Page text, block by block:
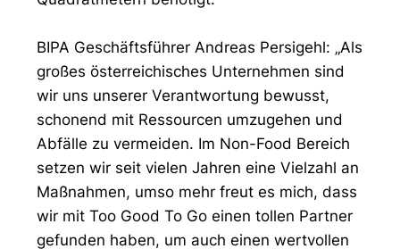
BIPA Geschäftsführer Andreas Persigehl: „Als
großes österreichisches Unternehmen sind
wir uns unserer Verantwortung bewusst,
schonend mit Ressourcen umzugehen und
Abfälle zu vermeiden. Im Non-Food Bereich
setzen wir seit vielen Jahren eine Vielzahl an
Maßnahmen, umso mehr freut es mich, dass
wir mit Too Good To Go einen tollen Partner
gefunden haben, um auch einen wertvollen